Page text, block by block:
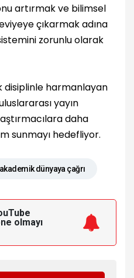
artırmak ve bilimsel
çıkarmak adına
zorunlu olarak
disiplinle harmanlayan
yayın
daha
sunmayı hedefliyor.
dünyaya çağrı
olmayı